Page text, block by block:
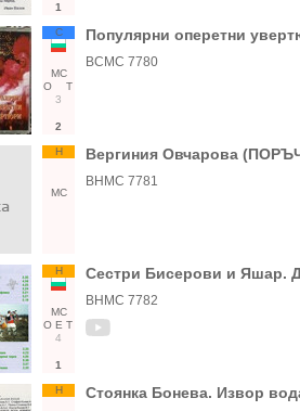
1
С
МС
О
Т
3
2
Популярни оперетни
ВСМС 7780
Н
МС
Вергиния Овчарова
ВНМС 7781
Н
МС
О Е Т
4
1
Сестри Бисерови и Яшар.
ВНМС 7782
Н Стоянка Бонева. Извор